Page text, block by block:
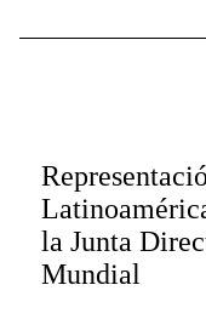
la Junta
Mundial